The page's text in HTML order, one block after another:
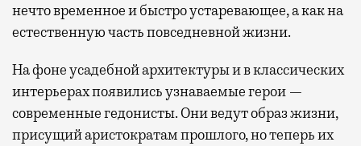
нечто временное и быстро устаревающее, а как на
естественную часть повседневной жизни.
На фоне усадебной архитектуры и в классических
интерьерах появились узнаваемые герои —
современные гедонисты. Они ведут образ жизни,
присущий аристократам прошлого, но теперь их